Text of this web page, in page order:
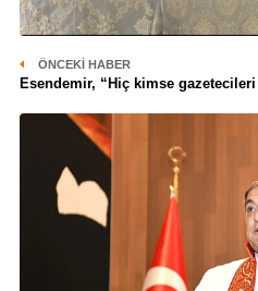
ÖNCEKI HABER
Esendemir, “Hiç kimse gazetecileri